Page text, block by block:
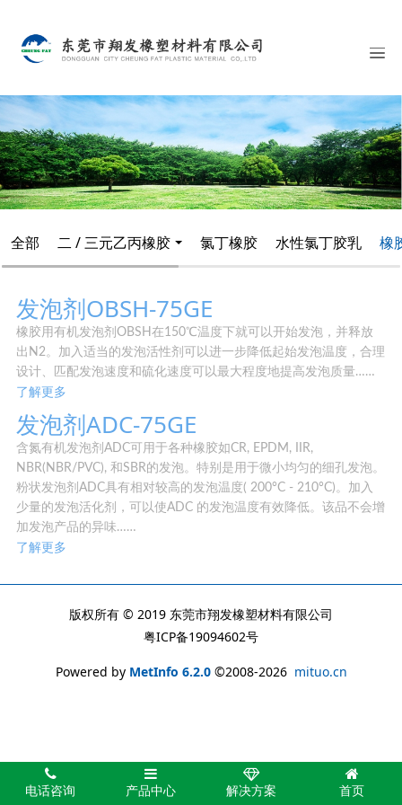
全部 二 / 三元乙丙橡胶 氯丁橡胶 水性氯丁胶乳 橡
发泡剂OBSH-75GE
橡胶用有机发泡剂OBSH在150℃温度下就可以开始发泡，并释放
出N2。加入适当的发泡活性剂可以进一步降低起始发泡温度，合理
设计、匹配发泡速度和硫化速度可以最大程度地提高发泡质量……
了解更多
发泡剂ADC-75GE
含氮有机发泡剂ADC可用于各种橡胶如CR, EPDM, IIR,
NBR(NBR/PVC), 和SBR的发泡。特别是用于微小均匀的细孔发泡。
粉状发泡剂ADC具有相对较高的发泡温度( 200°C - 210°C)。加入
少量的发泡活化剂，可以使ADC 的发泡温度有效降低。该品不会增
加发泡产品的异味……
了解更多
版权所有 © 2019 东莞市翔发橡塑材料有限公司
粤ICP备19094602号
Powered by MetInfo 6.2.0©2008-2026 mituo.cn
电话咨询 产品中心 解决方案 首页